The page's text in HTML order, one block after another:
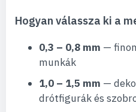
Hogyan válassza ki a
0,3 – 0,8 mm —
munkák
1,0 – 1,5 mm —
drótfigurák és